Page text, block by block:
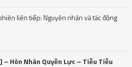
liên tiếp: Nguyên nhân và tác động
– Hôn Nhân Quyền Lực – Tiễu Tiễu